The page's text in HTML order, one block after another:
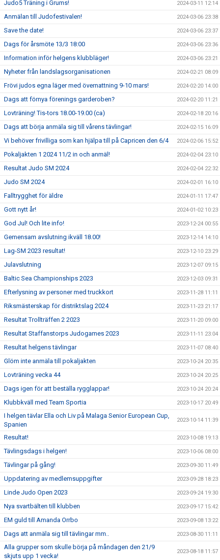
Judo5 Träning i Grums! 2024-03-11 12:14
Anmälan till Judofestivalen! 2024-03-06 23:38
Save the date! 2024-03-06 23:37
Dags för årsmöte 13/3 18:00 2024-03-06 23:36
Information inför helgens klubbläger! 2024-03-06 23:21
Nyheter från landslagsorganisationen 2024-02-21 08:09
Frövi judos egna läger med övernattning 9-10 mars! 2024-02-20 14:00
Dags att förnya förenings garderoben? 2024-02-20 11:21
Lovträning! Tis-tors 18.00-19.00 (ca) 2024-02-18 20:16
Dags att börja anmäla sig till vårens tävlingar! 2024-02-15 16:09
Vi behöver frivilliga som kan hjälpa till på Capricen den 6/4 2024-02-06 15:52
Pokaljakten 1 2024 11/2 in och anmäl! 2024-02-04 23:10
Resultat Judo SM 2024 2024-02-04 22:32
Judo SM 2024 2024-02-01 16:10
Falltrygghet för äldre 2024-01-11 17:47
Gott nytt år! 2024-01-02 10:23
God Jul! Och lite info! 2023-12-24 00:55
Gemensam avslutning ikväll 18.00! 2023-12-14 14:10
Lag-SM 2023 resultat! 2023-12-10 23:29
Julavslutning 2023-12-07 09:15
Baltic Sea Championships 2023 2023-12-03 09:31
Efterlysning av personer med truckkort 2023-11-28 11:11
Riksmästerskap för distriktslag 2024 2023-11-23 21:17
Resultat Trollträffen 2 2023 2023-11-20 09:00
Resultat Staffanstorps Judogames 2023 2023-11-11 23:04
Resultat helgens tävlingar 2023-11-07 08:40
Glöm inte anmäla till pokaljakten 2023-10-24 20:35
Lovträning vecka 44 2023-10-24 20:25
Dags igen för att beställa rygglappar! 2023-10-24 20:24
Klubbkväll med Team Sportia 2023-10-17 20:49
I helgen tävlar Ella och Liv på Malaga Senior European Cup,
Spanien
2023-10-14 11:39
Resultat! 2023-10-08 19:13
Tävlingsdags i helgen! 2023-10-06 08:00
Tävlingar på gång! 2023-09-30 11:49
Uppdatering av medlemsuppgifter 2023-09-28 18:23
Linde Judo Open 2023 2023-09-24 19:30
Nya svartbälten till klubben 2023-09-17 15:42
EM guld till Amanda Orrbo 2023-09-08 13:22
Dags att anmäla sig till tävlingar mm.. 2023-08-30 11:11
Alla grupper som skulle börja på måndagen den 21/9
skjuts upp 1 vecka!
2023-08-18 11:57